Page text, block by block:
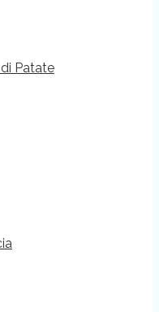
Patate